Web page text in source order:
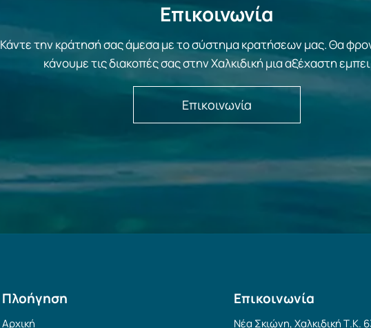
Επικοινωνία
Κάντε την κράτησή σας άμεσα με το σύστημα κρατήσεων μας. Θα
κάνουμε τις διακοπές σας στην Χαλκιδική μια αξέχαστη
Επικοινωνία
Πλοήγηση
Αρχική
Επικοινωνία
Νέα Σκιώνη, Χαλκιδική Τ.Κ.